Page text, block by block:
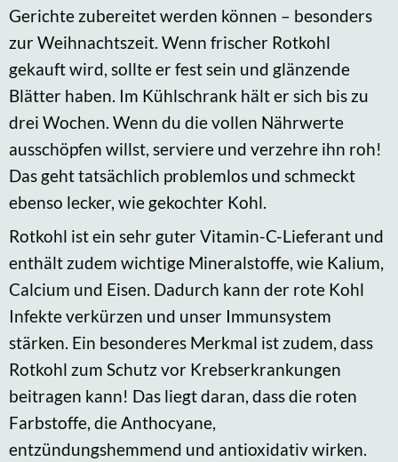
Gerichte zubereitet werden können – besonders
zur Weihnachtszeit. Wenn frischer Rotkohl
gekauft wird, sollte er fest sein und glänzende
Blätter haben. Im Kühlschrank hält er sich bis zu
drei Wochen. Wenn du die vollen Nährwerte
ausschöpfen willst, serviere und verzehre ihn roh!
Das geht tatsächlich problemlos und schmeckt
ebenso lecker, wie gekochter Kohl.
Rotkohl ist ein sehr guter Vitamin-C-Lieferant und
enthält zudem wichtige Mineralstoffe, wie Kalium,
Calcium und Eisen. Dadurch kann der rote Kohl
Infekte verkürzen und unser Immunsystem
stärken. Ein besonderes Merkmal ist zudem, dass
Rotkohl zum Schutz vor Krebserkrankungen
beitragen kann! Das liegt daran, dass die roten
Farbstoffe, die Anthocyane,
entzündungshemmend und antioxidativ wirken.